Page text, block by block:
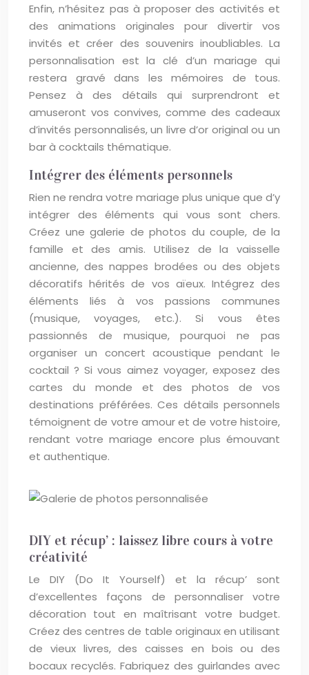
Enfin, n’hésitez pas à proposer des activités et
des animations originales pour divertir vos
invités et créer des souvenirs inoubliables. La
personnalisation est la clé d’un mariage qui
restera gravé dans les mémoires de tous.
Pensez à des détails qui surprendront et
amuseront vos convives, comme des cadeaux
d’invités personnalisés, un livre d’or original ou un
bar à cocktails thématique.
Intégrer des éléments personnels
Rien ne rendra votre mariage plus unique que d’y
intégrer des éléments qui vous sont chers.
Créez une galerie de photos du couple, de la
famille et des amis. Utilisez de la vaisselle
ancienne, des nappes brodées ou des objets
décoratifs hérités de vos aïeux. Intégrez des
éléments liés à vos passions communes
(musique, voyages, etc.). Si vous êtes
passionnés de musique, pourquoi ne pas
organiser un concert acoustique pendant le
cocktail ? Si vous aimez voyager, exposez des
cartes du monde et des photos de vos
destinations préférées. Ces détails personnels
témoignent de votre amour et de votre histoire,
rendant votre mariage encore plus émouvant
et authentique.
DIY et récup’ : laissez libre cours à votre
créativité
Le DIY (Do It Yourself) et la récup’ sont
d’excellentes façons de personnaliser votre
décoration tout en maîtrisant votre budget.
Créez des centres de table originaux en utilisant
de vieux livres, des caisses en bois ou des
bocaux recyclés. Fabriquez des guirlandes avec